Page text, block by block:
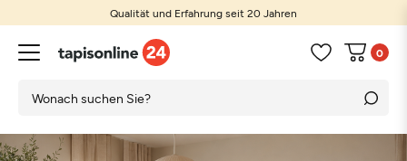
Qualität und Erfahrung seit 20 Jahren
0